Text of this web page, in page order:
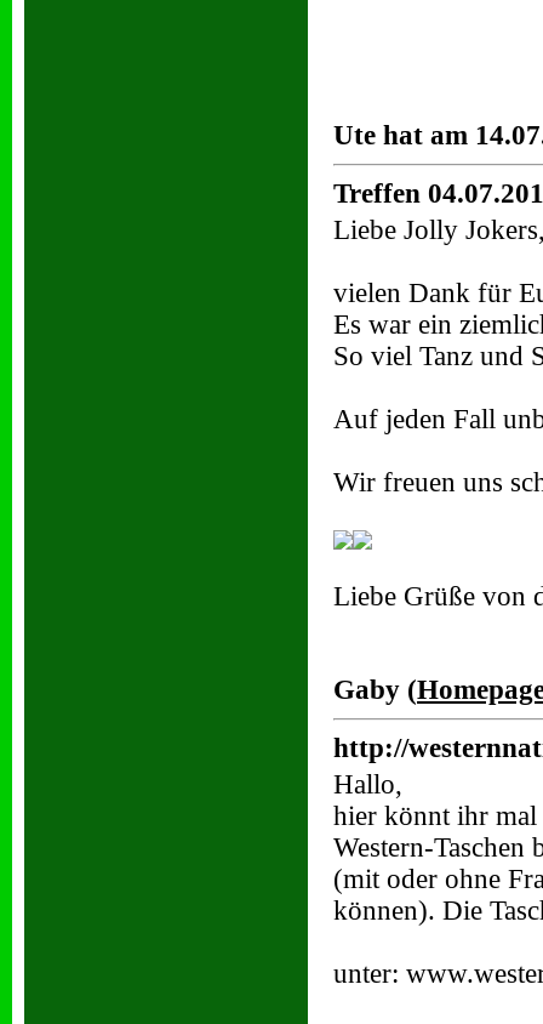
Ute hat am
Treffen
Liebe Jolly
vielen Dank für
Es war ein
So viel Tanz und
Auf jeden Fall
Wir freuen uns
Liebe Grüße von
Gaby (
http://
Hallo,
hier könnt ihr mal
Western-Taschen
(mit oder ohne
können). Die
unter: